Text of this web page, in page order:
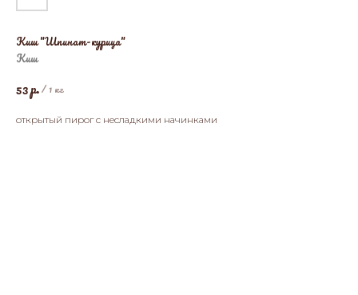
Киш "Шпинат-курица"
Киш
53р./1 кг
открытый пирог с несладкими начинками